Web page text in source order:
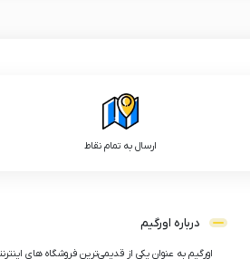
ارسال به تمام نقاط
درباره اورگیم